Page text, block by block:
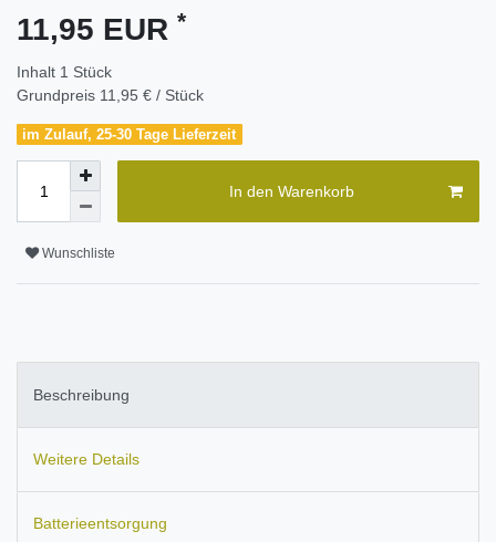
11,95 EUR *
Inhalt 1 Stück
Grundpreis 11,95 € / Stück
im Zulauf, 25-30 Tage Lieferzeit
In den Warenkorb
Wunschliste
Beschreibung
Weitere Details
Batterieentsorgung